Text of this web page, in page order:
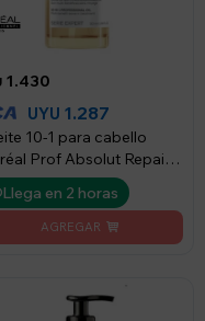
1.430
UYU 1.287
10-1 para cabello
Prof Absolut Repair
Llega en 2 horas